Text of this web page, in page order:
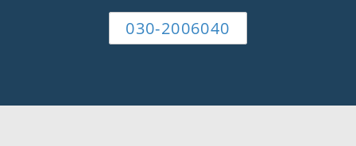
030-2006040